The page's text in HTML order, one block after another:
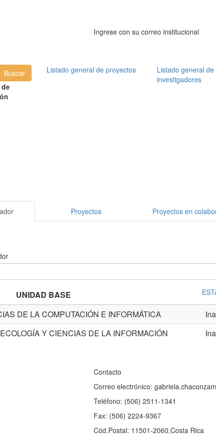
Ingrese con su correo institucional
Listado general de proyectos
Listado general de
investigadores
Proyectos Proyectos en
UNIDAD BASE
DE LA COMPUTACIÓN E INFORMÁTICA
Y CIENCIAS DE LA INFORMACIÓN
Contacto
Correo electrónico:
Teléfono: (506) 2511-1341
Fax: (506) 2224-9367
Cód.Postal: 11501-2060,Costa Rica